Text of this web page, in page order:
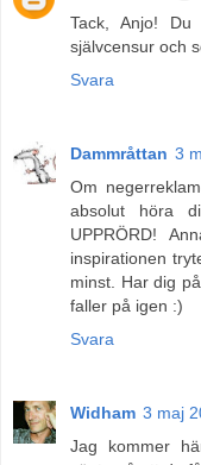
Tack, Anjo!
självcensur och
Svara
Dammråttan 3
Om
absolut höra
UPPRÖRD!
inspirationen
minst. Har dig
faller på igen :)
Svara
Widham 3 maj
Jag kommer